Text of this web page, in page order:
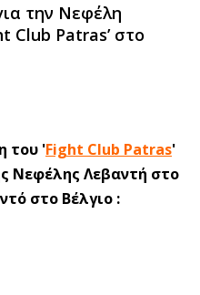
την Νεφέλη
Club Patras’ στο
του 'Fight Club Patras'
Νεφέλης Λεβαντή στο
στο Βέλγιο :